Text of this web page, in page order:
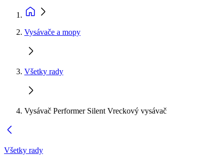
Vysávače a mopy
Všetky rady
Vysávač Performer Silent Vreckový vysávač
Všetky rady